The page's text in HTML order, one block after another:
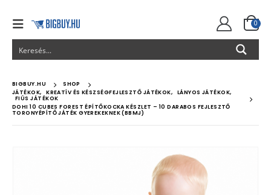
0
BIGBUY.HU
SHOP
JÁTÉKOK, KREATÍV ÉS KÉSZSÉGFEJLESZTŐ JÁTÉKOK, LÁNYOS JÁTÉKOK,
FIÚS JÁTÉKOK
DOHI 10 CUBES FOREST ÉPÍTŐKOCKA KÉSZLET – 10 DARABOS FEJLESZTŐ
TORONYÉPÍTŐ JÁTÉK GYEREKEKNEK (BBMJ)